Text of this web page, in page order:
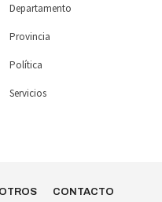
Departamento
Provincia
Política
Servicios
CONTACTO